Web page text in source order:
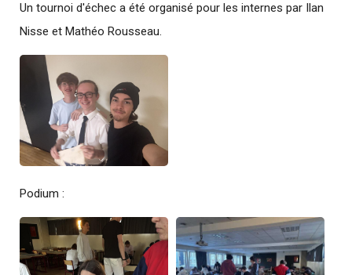
Un tournoi d'échec a été organisé pour les internes par Ilan
Nisse et Mathéo Rousseau.
Podium :